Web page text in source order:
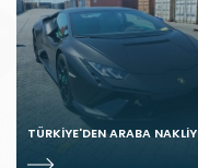
TÜRKIYE'DEN ARABA